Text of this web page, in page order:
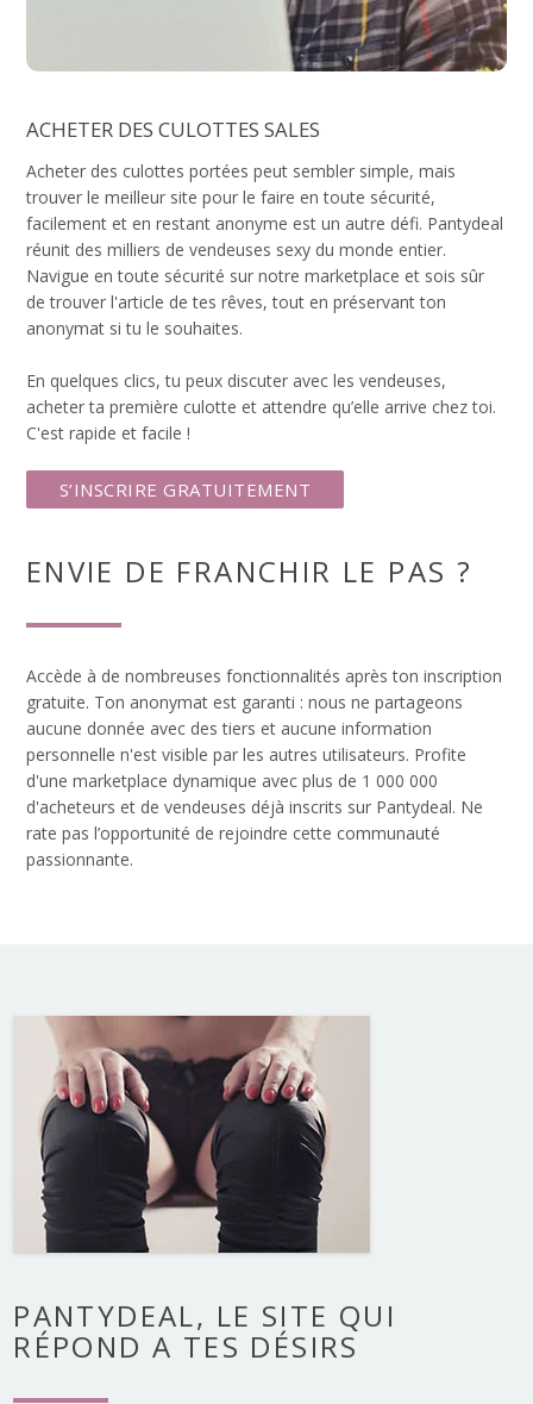
ACHETER DES CULOTTES SALES
Acheter des culottes portées peut sembler simple, mais
trouver le meilleur site pour le faire en toute sécurité,
facilement et en restant anonyme est un autre défi. Pantydeal
réunit des milliers de vendeuses sexy du monde entier.
Navigue en toute sécurité sur notre marketplace et sois sûr
de trouver l'article de tes rêves, tout en préservant ton
anonymat si tu le souhaites.
En quelques clics, tu peux discuter avec les vendeuses,
acheter ta première culotte et attendre qu’elle arrive chez toi.
C'est rapide et facile !
S’INSCRIRE GRATUITEMENT
ENVIE DE FRANCHIR LE PAS ?
Accède à de nombreuses fonctionnalités après ton inscription
gratuite. Ton anonymat est garanti : nous ne partageons
aucune donnée avec des tiers et aucune information
personnelle n'est visible par les autres utilisateurs. Profite
d'une marketplace dynamique avec plus de 1 000 000
d'acheteurs et de vendeuses déjà inscrits sur Pantydeal. Ne
rate pas l’opportunité de rejoindre cette communauté
passionnante.
PANTYDEAL, LE SITE QUI
RÉPOND A TES DÉSIRS